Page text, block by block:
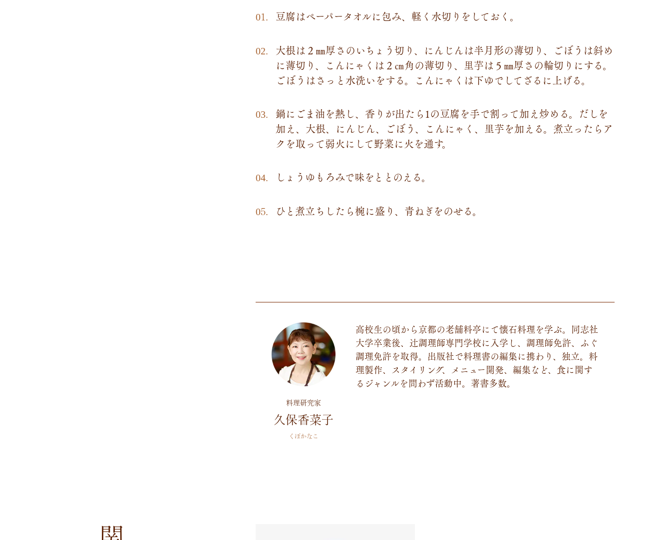
豆腐はペーパータオルに包み、軽く水切りをしておく。
大根は２㎜厚さのいちょう切り、にんじんは半月形の薄切り、ごぼうは斜め
に薄切り、こんにゃくは２㎝角の薄切り、里芋は５㎜厚さの輪切りにする。
ごぼうはさっと水洗いをする。こんにゃくは下ゆでしてざるに上げる。
鍋にごま油を熱し、香りが出たら1の豆腐を手で割って加え炒める。だしを
加え、大根、にんじん、ごぼう、こんにゃく、里芋を加える。煮立ったらア
クを取って弱火にして野菜に火を通す。
しょうゆもろみで味をととのえる。
ひと煮立ちしたら椀に盛り、青ねぎをのせる。
料理研究家
久保香菜子
くぼかなこ
高校生の頃から京都の老舗料亭にて懐石料理を学ぶ。同志社
大学卒業後、辻調理師専門学校に入学し、調理師免許、ふぐ
調理免許を取得。出版社で料理書の編集に携わり、独立。料
理製作、スタイリング、メニュー開発、編集など、食に関す
るジャンルを問わず活動中。著書多数。